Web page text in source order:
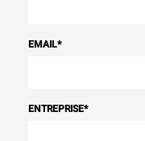
EMAIL*
ENTREPRISE*